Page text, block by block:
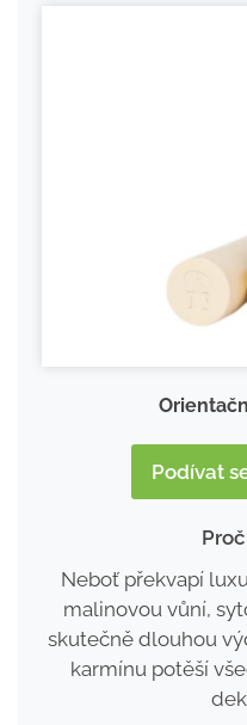
Podívat
Neboť překvapí
malinovou vůní,
skutečně dlouhou
karmínu potěší